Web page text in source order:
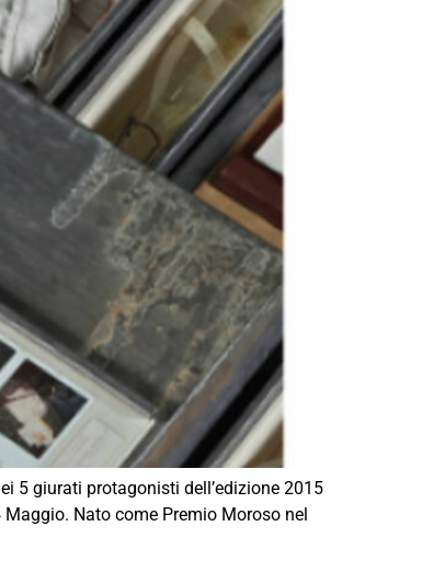
5 giurati protagonisti dell’edizione 2015
Nato come Premio Moroso nel